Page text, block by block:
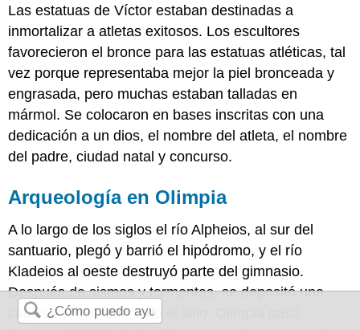
Las estatuas de Víctor estaban destinadas a
inmortalizar a atletas exitosos. Los escultores
favorecieron el bronce para las estatuas atléticas, tal
vez porque representaba mejor la piel bronceada y
engrasada, pero muchas estaban talladas en
mármol. Se colocaron en bases inscritas con una
dedicación a un dios, el nombre del atleta, el nombre
del padre, ciudad natal y concurso.
Arqueología en Olimpia
A lo largo de los siglos el río Alpheios, al sur del
santuario, plegó y barrió el hipódromo, y el río
Kladeios al oeste destruyó parte del gimnasio.
Después de sismos y tormentas, se depositó una
capa de limo sobre todo el sitio. Olimpia pasó